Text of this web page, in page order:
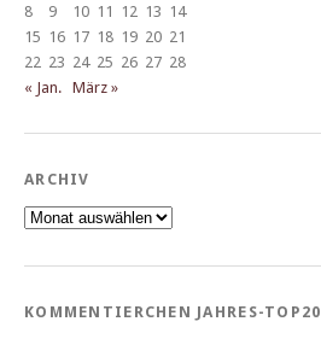
8
9 10 11 12 13 14
15 16 17 18 19 20 21
22 23 24 25 26 27 28
« Jan. März »
ARCHIV
Archiv
KOMMENTIERCHEN JAHRES-TOP20